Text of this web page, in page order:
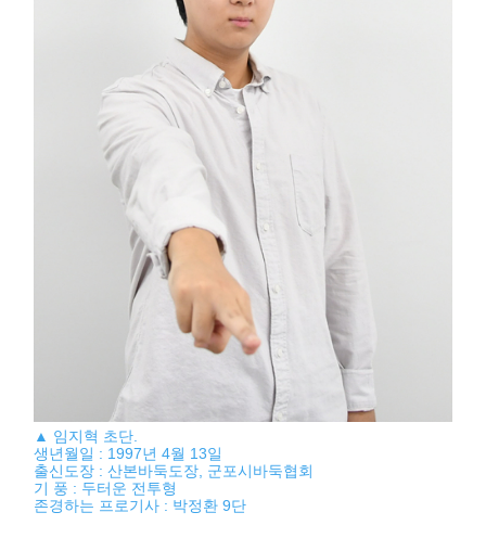
▲ 임지혁 초단.
생년월일 : 1997년 4월 13일
출신도장 : 산본바둑도장, 군포시바둑협회
기 풍 : 두터운 전투형
존경하는 프로기사 : 박정환 9단